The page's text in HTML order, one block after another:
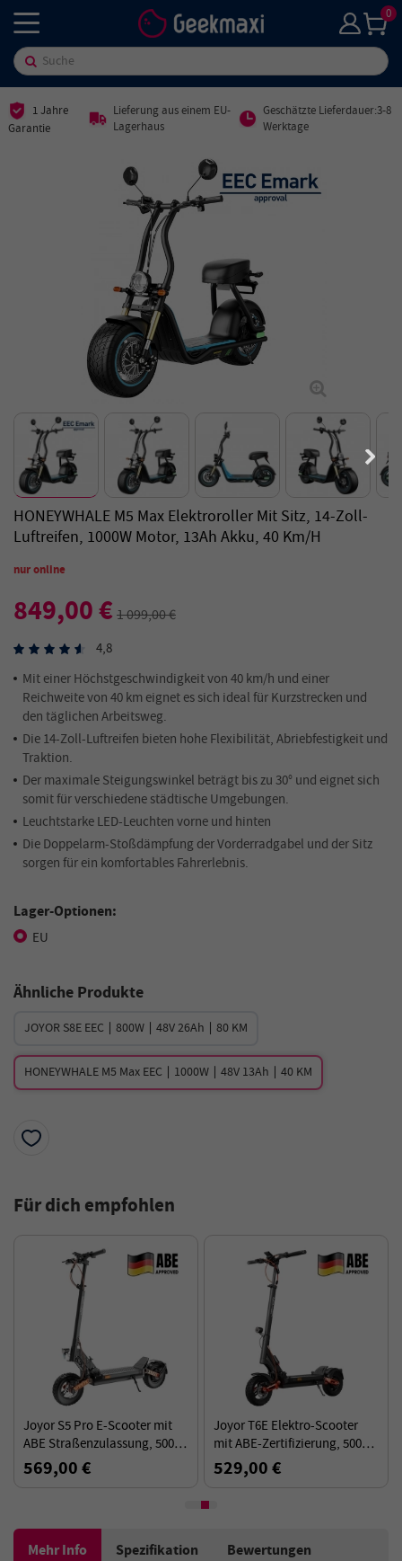
0
1 Jahre
Garantie
Lieferung aus einem EU-
Lagerhaus
Geschätzte Lieferdauer:3-8
Werktage
HONEYWHALE M5 Max Elektroroller Mit Sitz, 14-Zoll-
Luftreifen, 1000W Motor, 13Ah Akku, 40 Km/h
nur online
849,00 €1 099,00 €
4,8
Mit einer Höchstgeschwindigkeit von 40 km/h und einer
Reichweite von 40 km eignet es sich ideal für Kurzstrecken und
den täglichen Arbeitsweg.
Die 14-Zoll-Luftreifen bieten hohe Flexibilität, Abriebfestigkeit und
Traktion.
Der maximale Steigungswinkel beträgt bis zu 30° und eignet sich
somit für verschiedene städtische Umgebungen.
Leuchtstarke LED-Leuchten vorne und hinten
Die Doppelarm-Stoßdämpfung der Vorderradgabel und der Sitz
sorgen für ein komfortables Fahrerlebnis.
Lager-Optionen:
EU
Ähnliche Produkte
JOYOR S8E EEC ∣ 800W ∣ 48V 26Ah ∣ 80 KM
HONEYWHALE M5 Max EEC ∣ 1000W ∣ 48V 13Ah ∣ 40 KM
Für dich empfohlen
Joyor S5 Pro E-Scooter mit
ABE Straßenzulassung, 500W
Motor, 48V 26Ah Akku, 75 km
Reichweite, 10" Luftreifen,
569,00 €
Joyor T6E Elektro-Scooter
mit ABE-Zertifizierung, 500W
Motor, 48V 18Ah Akku, 70km
Reichweite
529,00 €
Mehr Info Spezifikation Bewertungen